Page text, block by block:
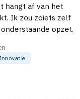
onderstaande opzet.